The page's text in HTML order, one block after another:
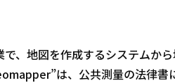
、地図を作成するシステムか
は、公共測量の法律